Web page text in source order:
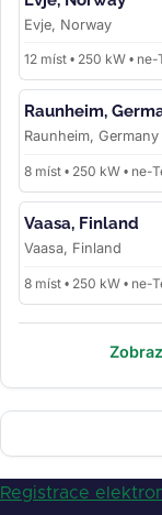
Evje, Norway
12 míst • 250 kW • ne-
Raunheim,
Raunheim, Germany
8 míst • 250 kW • ne-
Vaasa, Finland
Vaasa, Finland
8 míst • 250 kW • ne-
Registrace